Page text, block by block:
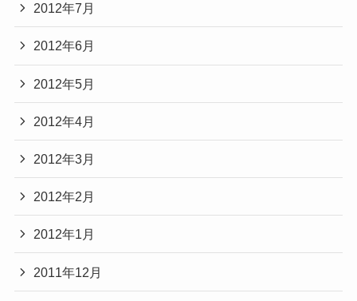
2012年7月
2012年6月
2012年5月
2012年4月
2012年3月
2012年2月
2012年1月
2011年12月